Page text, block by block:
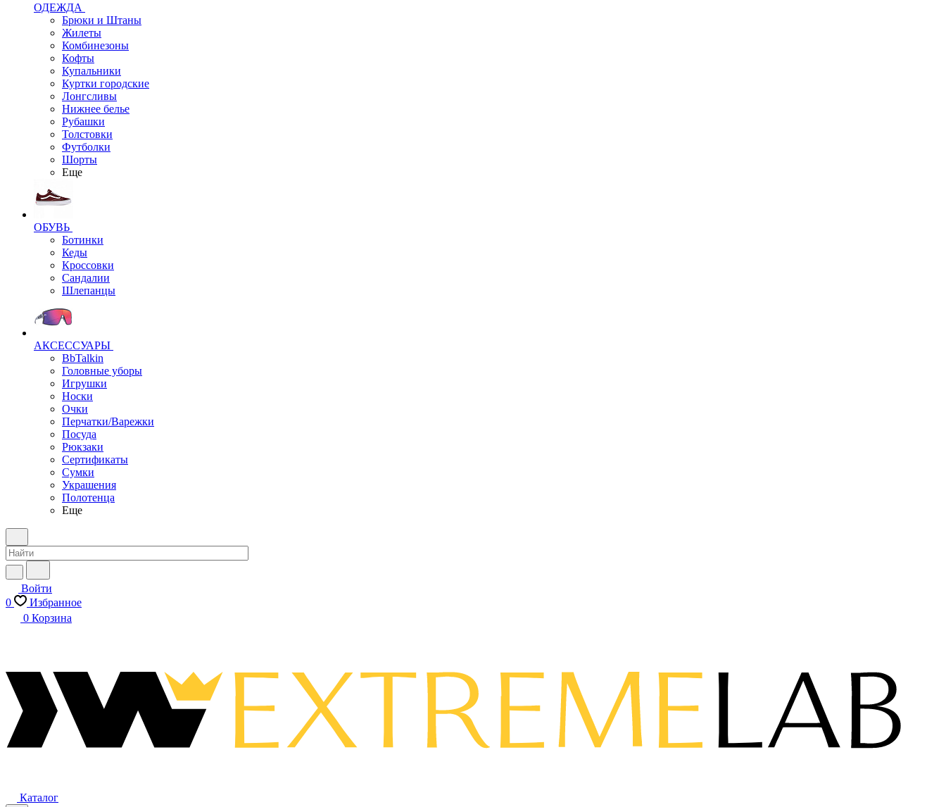
ОДЕЖДА
Брюки и Штаны
Жилеты
Комбинезоны
Кофты
Купальники
Куртки городские
Лонгсливы
Нижнее белье
Рубашки
Толстовки
Футболки
Шорты
Еще
ОБУВЬ
Ботинки
Кеды
Кроссовки
Сандалии
Шлепанцы
АКСЕССУАРЫ
BbTalkin
Головные уборы
Игрушки
Носки
Очки
Перчатки/Варежки
Посуда
Рюкзаки
Сертификаты
Сумки
Украшения
Полотенца
Еще
Войти
0
Избранное
0 Корзина
Каталог